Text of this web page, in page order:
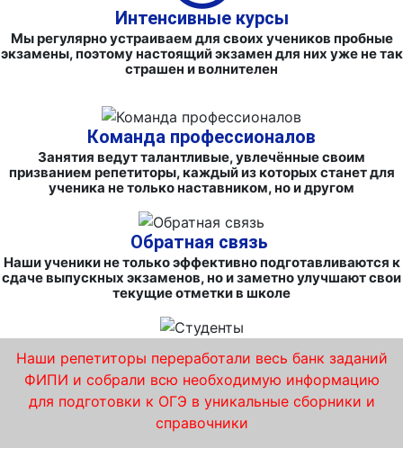
Интенсивные курсы
Мы регулярно устраиваем для своих учеников пробные
экзамены, поэтому настоящий экзамен для них уже не так
страшен и волнителен
Команда профессионалов
Занятия ведут талантливые, увлечённые своим
призванием репетиторы, каждый из которых станет для
ученика не только наставником, но и другом
Обратная связь
Наши ученики не только эффективно подготавливаются к
сдаче выпускных экзаменов, но и заметно улучшают свои
текущие отметки в школе
Наши репетиторы переработали весь банк заданий
ФИПИ и собрали всю необходимую информацию
для подготовки к ОГЭ в уникальные сборники и
справочники